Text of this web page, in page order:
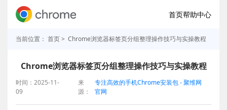
首页帮助中心
当前位置： 首页> Chrome浏览器标签页分组整理操作技巧与实操教程
Chrome浏览器标签页分组整理操作技巧与实操教程
时间：2025-11-
09
来
源：
专注高效的手机Chrome安装包 - 聚维网
官网